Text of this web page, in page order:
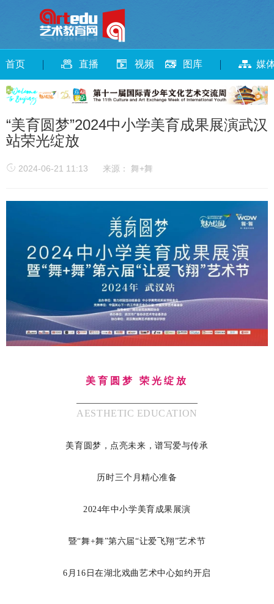
首页 直播 视频 图库 媒
“美育圆梦”2024中小学美育成果展演武汉
站荣光绽放
2024-06-21 11:13 来源： 舞+舞
美育圆梦 荣光绽放
AESTHETIC EDUCATION
美育圆梦，点亮未来，谱写爱与传承
历时三个月精心准备
2024年中小学美育成果展演
暨“舞+舞”第六届“让爱飞翔”艺术节
6月16日在湖北戏曲艺术中心如约开启